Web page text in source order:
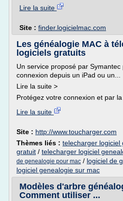
Lire la suite
Site : finder.logicielmac.com
Les généalogie MAC à
logiciels gratuits
Un service proposé par
connexion depuis un iPad ou un...
Lire la suite >
Protégez votre connexion et par la
Lire la suite
Site : http://www.toucharger.com
Thèmes liés : telecharger logiciel
gratuit / telecharger logiciel
de genealogie pour mac / logiciel de
logiciel genealogie sur mac
Modèles d'arbre
Comment utiliser ...